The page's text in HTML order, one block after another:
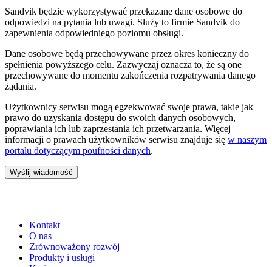
Sandvik będzie wykorzystywać przekazane dane osobowe do
odpowiedzi na pytania lub uwagi. Służy to firmie Sandvik do
zapewnienia odpowiedniego poziomu obsługi.
Dane osobowe będą przechowywane przez okres konieczny do
spełnienia powyższego celu. Zazwyczaj oznacza to, że są one
przechowywane do momentu zakończenia rozpatrywania danego
żądania.
Użytkownicy serwisu mogą egzekwować swoje prawa, takie jak
prawo do uzyskania dostępu do swoich danych osobowych,
poprawiania ich lub zaprzestania ich przetwarzania. Więcej
informacji o prawach użytkowników serwisu znajduje się w naszym
portalu dotyczącym poufności danych.
Wyślij wiadomość
Kontakt
O nas
Zrównoważony rozwój
Produkty i usługi